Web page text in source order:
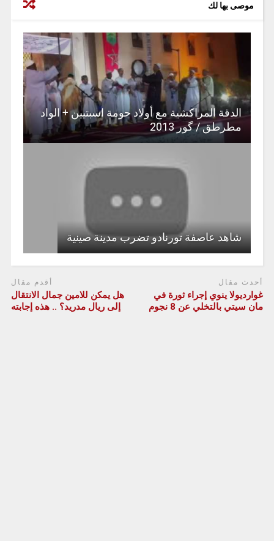
موصى بها لك
الدقة المراكشية مع أولاد حومة اسبتيين + الواد
مطرطق / گور 2013
شاهد عاصفة تورنادو تضرب مدينة صينية
أحدث مقال
غوارديولا ينوي إجراء ثورة في
مان سيتي بالتخلي عن 8 نجوم
أقدم مقال
هل يمكن للامين جمال الانتقال
إلى ريال مدريد؟ .. هذه إجابته